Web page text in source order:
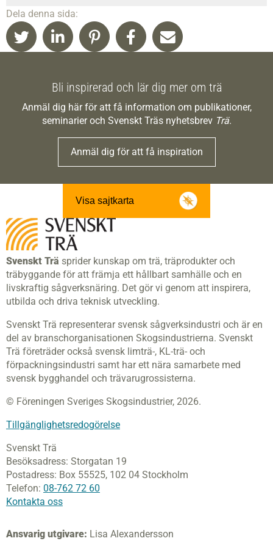
Dela denna sida:
Bli inspirerad och lär dig mer om trä
Anmäl dig här för att få information om publikationer,
seminarier och Svenskt Träs nyhetsbrev Trä.
Anmäl dig för att få inspiration
Visa sajtkarta
Svenskt Trä sprider kunskap om trä, träprodukter och
träbyggande för att främja ett hållbart samhälle och en
livskraftig sågverksnäring. Det gör vi genom att inspirera,
utbilda och driva teknisk utveckling.
Svenskt Trä representerar svensk sågverksindustri och är en
del av branschorganisationen Skogsindustrierna. Svenskt
Trä företräder också svensk limträ-, KL-trä- och
förpackningsindustri samt har ett nära samarbete med
svensk bygghandel och trävarugrossisterna.
© Föreningen Sveriges Skogsindustrier, 2026.
Tillgänglighetsredogörelse
Svenskt Trä
Besöksadress: Storgatan 19
Postadress: Box 55525, 102 04 Stockholm
Telefon: 08-762 72 60
Kontakta oss
Ansvarig utgivare: Lisa Alexandersson